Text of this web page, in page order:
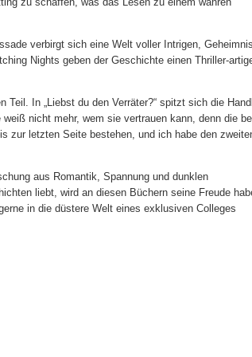
verbirgt sich eine Welt voller Intrigen,
Nights geben der Geschichte einen Thriller-
In „Liebst du den Verräter?“ spitzt sich die
nicht mehr, wem sie vertrauen kann, denn die
zur letzten Seite bestehen, und ich habe den
aus Romantik, Spannung und dunklen
liebt, wird an diesen Büchern seine Freude
in die düstere Welt eines exklusiven Colleges